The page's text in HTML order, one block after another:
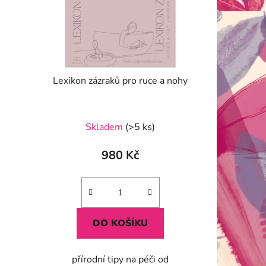
Lexikon zázraků pro ruce a nohy
Skladem (>5 ks)
980 Kč
DO KOŠÍKU
přírodní tipy na péči od